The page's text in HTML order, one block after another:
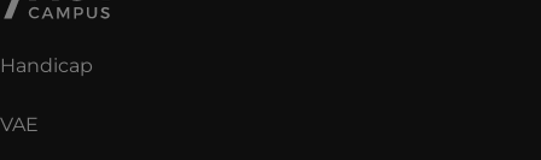
Handicap
VAE